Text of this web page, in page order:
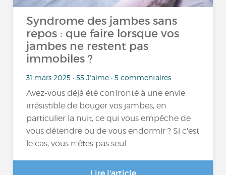
Syndrome des jambes sans
repos : que faire lorsque vos
jambes ne restent pas
immobiles ?
31 mars 2025 • 55 J'aime • 5 commentaires
Avez-vous déjà été confronté à une envie
irrésistible de bouger vos jambes, en
particulier la nuit, ce qui vous empêche de
vous détendre ou de vous endormir ? Si c'est
le cas, vous n'êtes pas seul....
Lire l'article